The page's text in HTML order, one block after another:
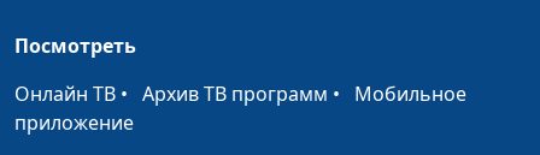
Дети в свое
Посмотреть
Онлайн ТВ • Архив ТВ программ • Мобильное
приложение